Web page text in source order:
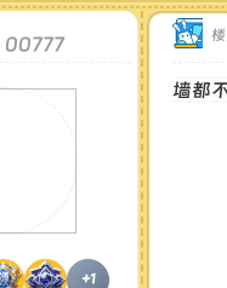
00777
+1
墙都